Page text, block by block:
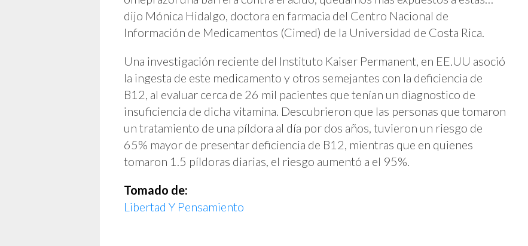
dijo Mónica Hidalgo, doctora en farmacia del Centro Nacional de
Información de Medicamentos (Cimed) de la Universidad de Costa Rica.
Una investigación reciente del Instituto Kaiser Permanent, en EE.UU asoció
la ingesta de este medicamento y otros semejantes con la deficiencia de
B12, al evaluar cerca de 26 mil pacientes que tenían un diagnostico de
insuficiencia de dicha vitamina. Descubrieron que las personas que tomaron
un tratamiento de una píldora al día por dos años, tuvieron un riesgo de
65% mayor de presentar deficiencia de B12, mientras que en quienes
tomaron 1.5 píldoras diarias, el riesgo aumentó a el 95%.
Tomado de:
Libertad Y Pensamiento